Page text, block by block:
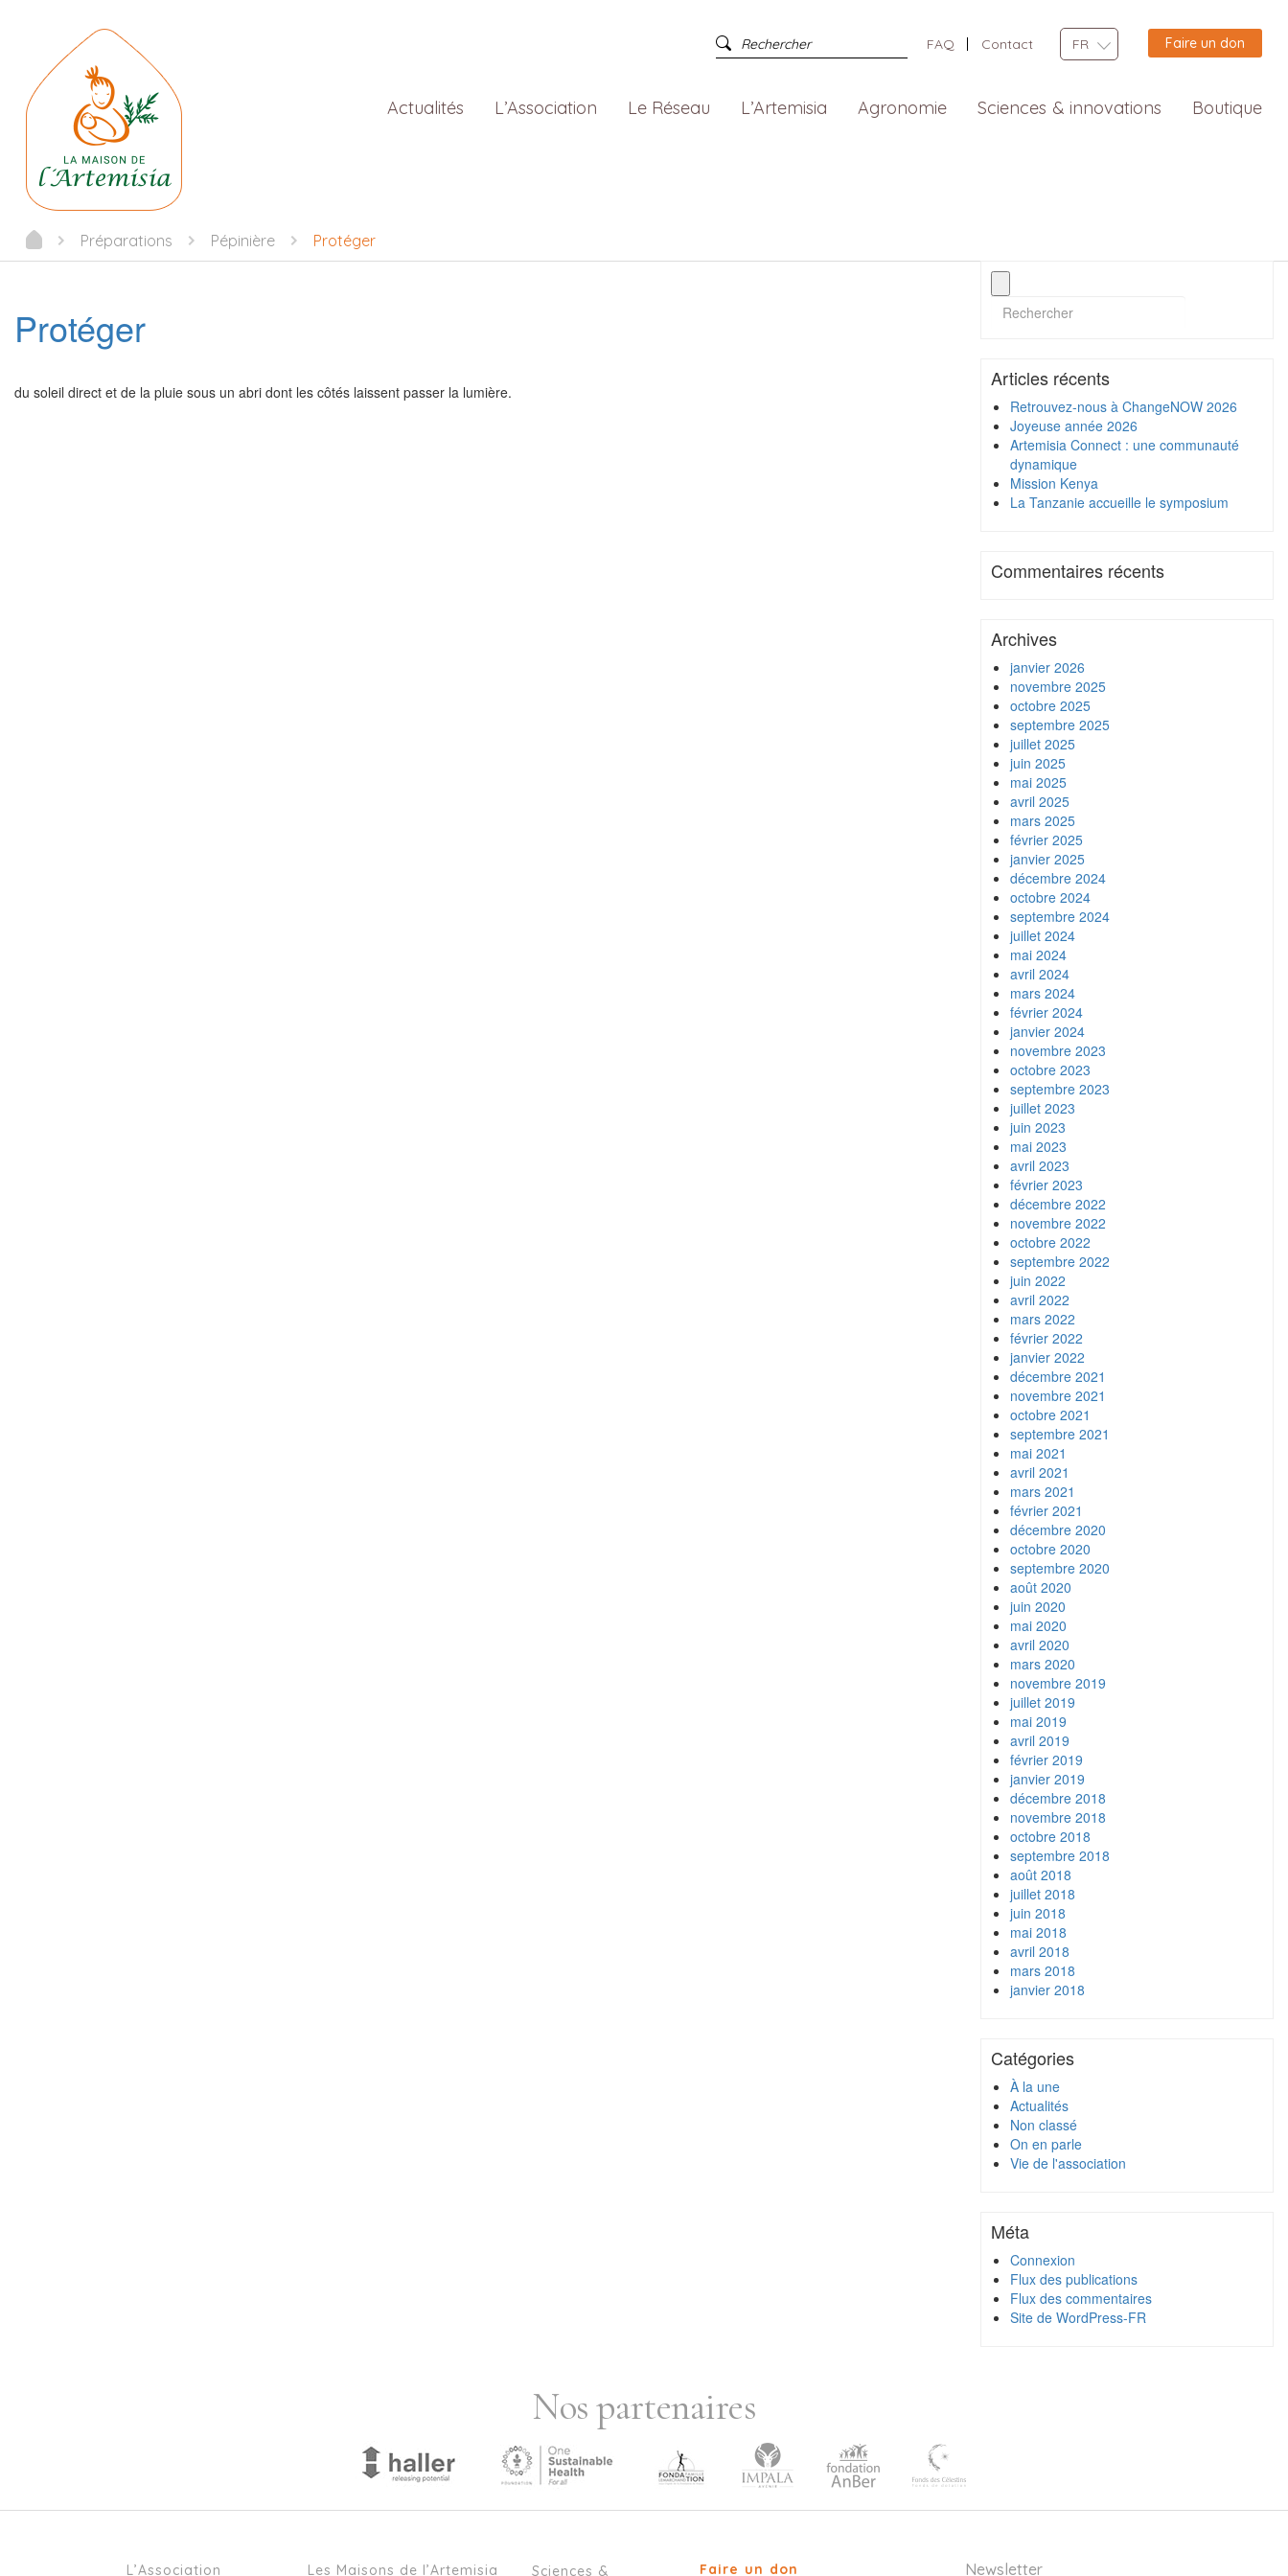
FAQ Contact FR Faire un don
Actualités L’Association Le Réseau L’Artemisia Agronomie Sciences & innovations Boutique
Préparations Pépinière Protéger
Protéger
du soleil direct et de la pluie sous un abri dont les côtés laissent passer la lumière.
Articles récents
Retrouvez-nous à ChangeNOW 2026
Joyeuse année 2026
Artemisia Connect : une communauté
dynamique
Mission Kenya
La Tanzanie accueille le symposium
Commentaires récents
Archives
janvier 2026
novembre 2025
octobre 2025
septembre 2025
juillet 2025
juin 2025
mai 2025
avril 2025
mars 2025
février 2025
janvier 2025
décembre 2024
octobre 2024
septembre 2024
juillet 2024
mai 2024
avril 2024
mars 2024
février 2024
janvier 2024
novembre 2023
octobre 2023
septembre 2023
juillet 2023
juin 2023
mai 2023
avril 2023
février 2023
décembre 2022
novembre 2022
octobre 2022
septembre 2022
juin 2022
avril 2022
mars 2022
février 2022
janvier 2022
décembre 2021
novembre 2021
octobre 2021
septembre 2021
mai 2021
avril 2021
mars 2021
février 2021
décembre 2020
octobre 2020
septembre 2020
août 2020
juin 2020
mai 2020
avril 2020
mars 2020
novembre 2019
juillet 2019
mai 2019
avril 2019
février 2019
janvier 2019
décembre 2018
novembre 2018
octobre 2018
septembre 2018
août 2018
juillet 2018
juin 2018
mai 2018
avril 2018
mars 2018
janvier 2018
Catégories
À la une
Actualités
Non classé
On en parle
Vie de l'association
Méta
Connexion
Flux des publications
Flux des commentaires
Site de WordPress-FR
Nos partenaires
L’Association Les Maisons de l’Artemisia Sciences & Faire un don Newsletter